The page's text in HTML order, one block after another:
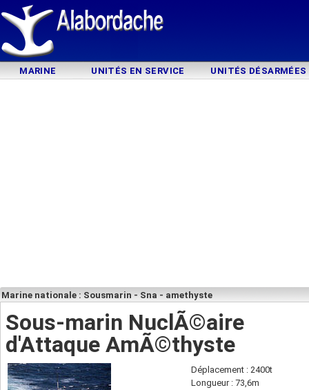
MARINE UNITÉS EN SERVICE UNITÉS DÉSARMÉES
Marine nationale : Sousmarin - Sna - amethyste
Sous-marin NuclÃ©aire
d'Attaque AmÃ©thyste
Déplacement : 2400t
Longueur : 73,6m